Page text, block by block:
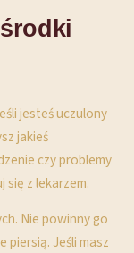
jesteś uczulony
jakieś
czy problemy
się z lekarzem.
Nie powinny go
piersią. Jeśli masz